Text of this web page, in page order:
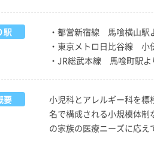
駅
・都営新宿線 馬喰横山駅
・東京メトロ日比谷線 小
・JR総武本線 馬喰町駅よ
要
小児科とアレルギー科を
名で構成される小規模体
の家族の医療ニーズに応え